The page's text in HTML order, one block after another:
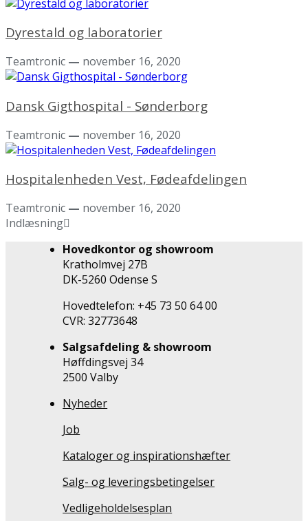
Dyrestald og laboratorier
Teamtronic — november 16, 2020
Dansk Gigthospital - Sønderborg
Teamtronic — november 16, 2020
Hospitalenheden Vest, Fødeafdelingen
Teamtronic — november 16, 2020
Indlæsning
Hovedkontor og showroom
Kratholmvej 27B
DK-5260 Odense S
Hovedtelefon: +45 73 50 64 00
CVR: 32773648
Salgsafdeling & showroom
Høffdingsvej 34
2500 Valby
Nyheder
Job
Kataloger og inspirationshæfter
Salg- og leveringsbetingelser
Vedligeholdelsesplan